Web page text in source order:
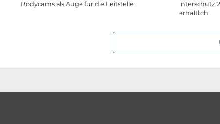
Bodycams als Auge für die Leitstelle
Interschutz
erhältlich